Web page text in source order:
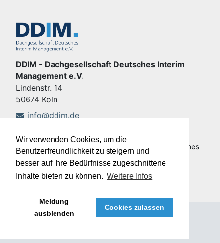
Wir verwenden Cookies, um die
Benutzerfreundlichkeit zu steigern und
besser auf Ihre Bedürfnisse zugeschnittene
Inhalte bieten zu können. Weitere Infos
Meldung
ausblenden
Cookies zulassen
DDIM - Dachgesellschaft Deutsches Interim
Management e.V.
Lindenstr. 14
50674 Köln
info@ddim.de
Copyright © DDIM - Dachgesellschaft Deutsches
Interim Management e.V.
Impressum|Datenschutz
Meffert job eXchange